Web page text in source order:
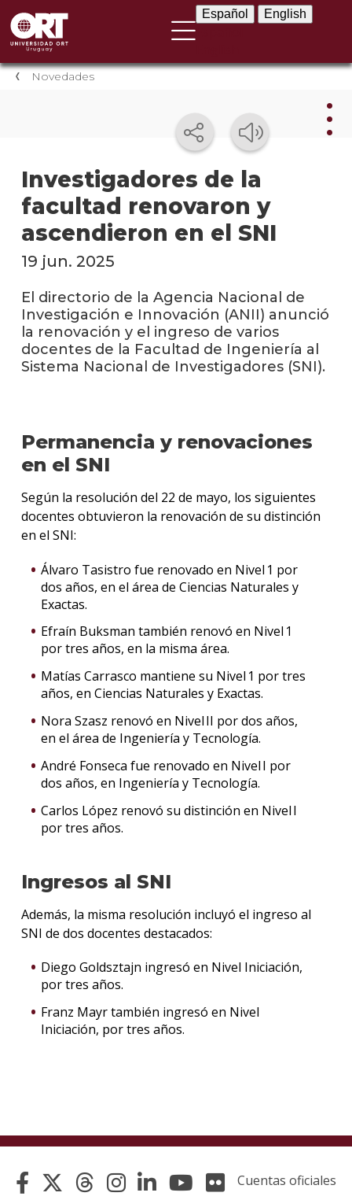
Español English
Novedades
Investigadores de la
facultad renovaron y
ascendieron en el SNI
Blog
19 jun. 2025
El directorio de la Agencia Nacional de
Investigación e Innovación (ANII) anunció
la renovación y el ingreso de varios
docentes de la Facultad de Ingeniería al
Sistema Nacional de Investigadores (SNI).
Permanencia y renovaciones
en el SNI
Según la resolución del 22 de mayo, los siguientes
docentes obtuvieron la renovación de su distinción
en el SNI:
Álvaro Tasistro fue renovado en Nivel 1 por
dos años, en el área de Ciencias Naturales y
Exactas.
Efraín Buksman también renovó en Nivel 1
por tres años, en la misma área.
Matías Carrasco mantiene su Nivel 1 por tres
años, en Ciencias Naturales y Exactas.
Nora Szasz renovó en Nivel II por dos años,
en el área de Ingeniería y Tecnología.
André Fonseca fue renovado en Nivel I por
dos años, en Ingeniería y Tecnología.
Carlos López renovó su distinción en Nivel I
por tres años.
Ingresos al SNI
Además, la misma resolución incluyó el ingreso al
SNI de dos docentes destacados:
Diego Goldsztajn ingresó en Nivel Iniciación,
por tres años.
Franz Mayr también ingresó en Nivel
Iniciación, por tres años.
Cuentas oficiales